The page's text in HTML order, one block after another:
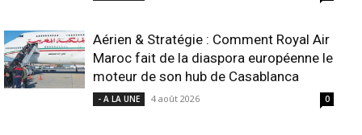
Aérien & Stratégie : Comment Royal Air
Maroc fait de la diaspora européenne le
moteur de son hub de Casablanca
- A LA UNE 4 août 2026 0